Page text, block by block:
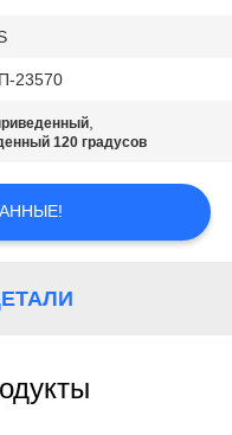
23570
,
120 градусов